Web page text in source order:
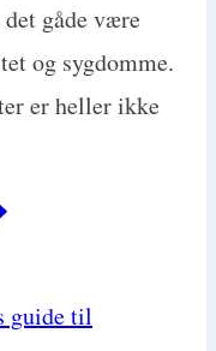
gåde være
og sygdomme.
er heller ikke